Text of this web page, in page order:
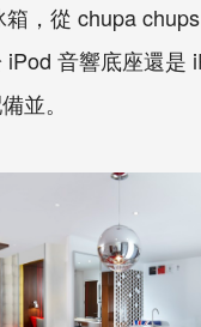
，從 chupa
音響底座還是
並。